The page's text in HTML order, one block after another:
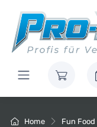
Home Fun Food